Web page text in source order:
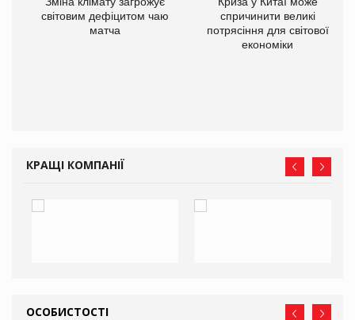
світовим дефіцитом чаю
матча
спричинити великі
потрясіння для світової
економіки
КРАЩІ КОМПАНІЇ
ОСОБИСТОСТІ